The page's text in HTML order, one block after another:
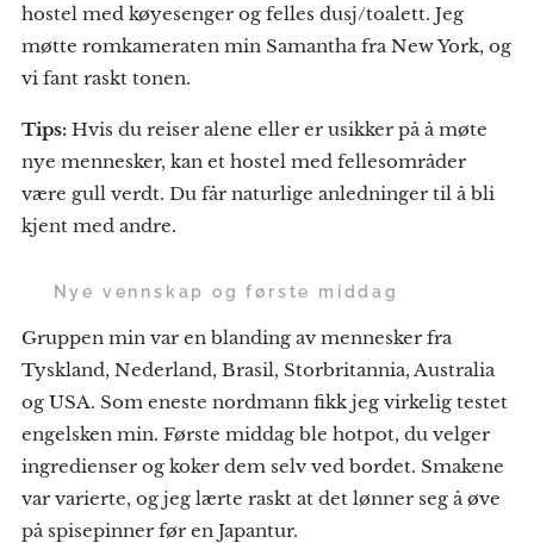
hostel med køyesenger og felles dusj/toalett. Jeg
møtte romkameraten min Samantha fra New York, og
vi fant raskt tonen.
Tips: Hvis du reiser alene eller er usikker på å møte
nye mennesker, kan et hostel med fellesområder
være gull verdt. Du får naturlige anledninger til å bli
kjent med andre.
Nye vennskap og første middag
Gruppen min var en blanding av mennesker fra
Tyskland, Nederland, Brasil, Storbritannia, Australia
og USA. Som eneste nordmann fikk jeg virkelig testet
engelsken min. Første middag ble hotpot, du velger
ingredienser og koker dem selv ved bordet. Smakene
var varierte, og jeg lærte raskt at det lønner seg å øve
på spisepinner før en Japantur.